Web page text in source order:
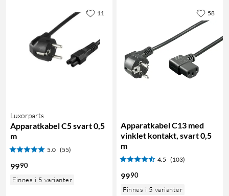
Luxorparts
Apparatkabel C5 svart 0,5
m
5.0 (55)
9990
Finnes i 5 varianter
11
Apparatkabel C13 med
vinklet kontakt, svart 0,5
m
4.5 (103)
9990
Finnes i 5 varianter
58